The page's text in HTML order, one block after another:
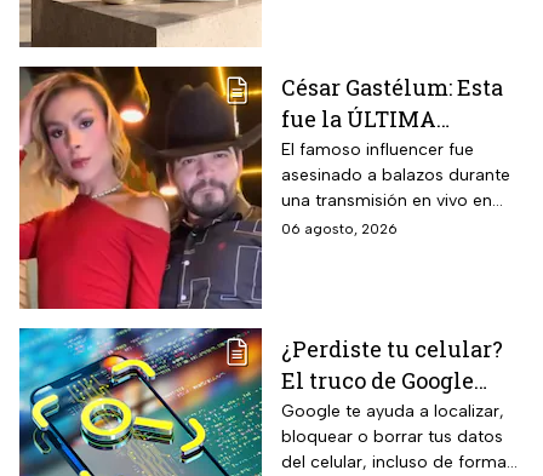
térmicas frente al frío y calor,
reducción del paso de ruidos
exteriores y aplicación directa
mediante cepillo de ixtle sin
necesidad de tela de refuerzo
César Gastélum: Esta
fue la ÚLTIMA
publicación del
influencer en redes
sociales: “La cita
fresita” | VIDEO
El famoso influencer fue
asesinado a balazos durante
una transmisión en vivo en
calles del municipio de
06 agosto, 2026
¿Perdiste tu celular?
El truco de Google
para localizarlo y
proteger tus datos
Google te ayuda a localizar,
bloquear o borrar tus datos
del celular, incluso de forma